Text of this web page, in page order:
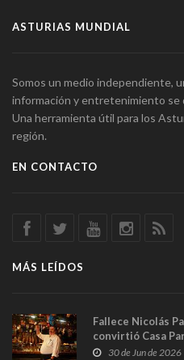
ASTURIAS MUNDIAL
Somos un medio independiente,
información y entretenimiento se
Una herramienta útil para los
región.
EN CONTACTO
MÁS LEÍDOS
Fallece Nicolás
convirtió Casa
en Madrid
30 de Jun de 2026